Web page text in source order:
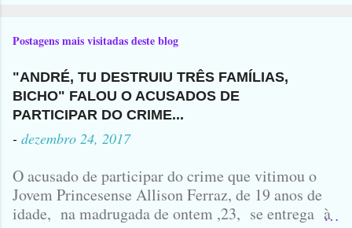
Postagens mais visitadas deste blog
"ANDRÉ, TU DESTRUIU TRÊS FAMÍLIAS,
BICHO" FALOU O ACUSADOS DE
PARTICIPAR DO CRIME...
- dezembro 24, 2017
O acusado de participar do crime que vitimou o
Jovem Princesense Allison Ferraz, de 19 anos de
idade, na madrugada de ontem ,23, se entrega à